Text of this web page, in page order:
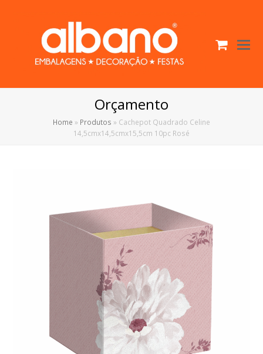
Cart
Orçamento
Home » Produtos » Cachepot Quadrado Celine
14,5cmx14,5cmx15,5cm 10pc Rosé